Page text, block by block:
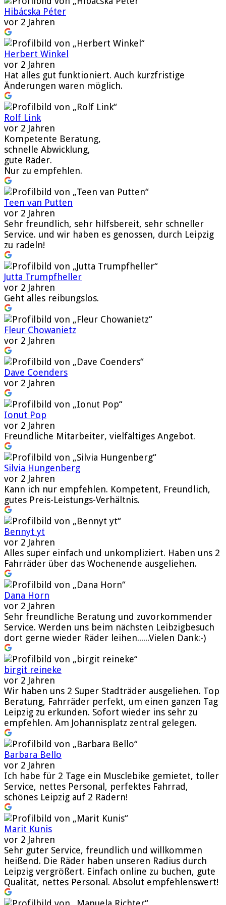
Hibácska Péter
vor 2 Jahren
Herbert Winkel
vor 2 Jahren
Hat alles gut funktioniert. Auch kurzfristige
Änderungen waren möglich.
Rolf Link
vor 2 Jahren
Kompetente Beratung,
schnelle Abwicklung,
gute Räder.
Nur zu empfehlen.
Teen van Putten
vor 2 Jahren
Sehr freundlich, sehr hilfsbereit, sehr schneller
Service. und wir haben es genossen, durch Leipzig
zu radeln!
Jutta Trumpfheller
vor 2 Jahren
Geht alles reibungslos.
Fleur Chowanietz
vor 2 Jahren
Dave Coenders
vor 2 Jahren
Ionut Pop
vor 2 Jahren
Freundliche Mitarbeiter, vielfältiges Angebot.
Silvia Hungenberg
vor 2 Jahren
Kann ich nur empfehlen. Kompetent, Freundlich,
gutes Preis-Leistungs-Verhältnis.
Bennyt yt
vor 2 Jahren
Alles super einfach und unkompliziert. Haben uns 2
Fahrräder über das Wochenende ausgeliehen.
Dana Horn
vor 2 Jahren
Sehr freundliche Beratung und zuvorkommender
Service. Werden uns beim nächsten Leibzigbesuch
dort gerne wieder Räder leihen......Vielen Dank:-)
birgit reineke
vor 2 Jahren
Wir haben uns 2 Super Stadträder ausgeliehen. Top
Beratung, Fahrräder perfekt, um einen ganzen Tag
Leipzig zu erkunden. Sofort wieder ins sehr zu
empfehlen. Am Johannisplatz zentral gelegen.
Barbara Bello
vor 2 Jahren
Ich habe für 2 Tage ein Musclebike gemietet, toller
Service, nettes Personal, perfektes Fahrrad,
schönes Leipzig auf 2 Rädern!
Marit Kunis
vor 2 Jahren
Sehr guter Service, freundlich und willkommen
heißend. Die Räder haben unseren Radius durch
Leipzig vergrößert. Einfach online zu buchen, gute
Qualität, nettes Personal. Absolut empfehlenswert!